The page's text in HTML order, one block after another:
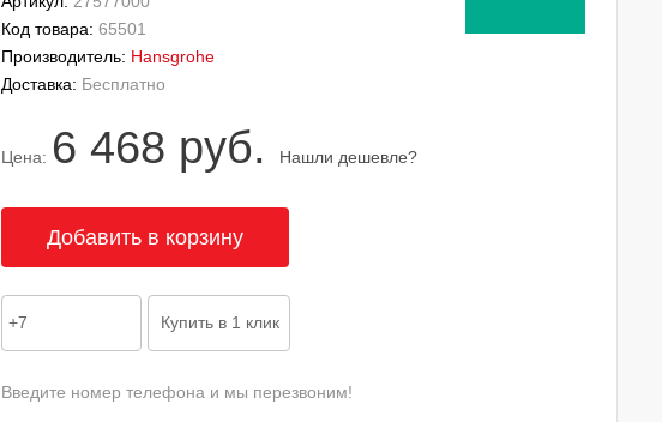
Код товара: 65501
Производитель: Hansgrohe
Доставка: Бесплатно
Цена: 6 468 руб. Нашли дешевле?
Введите номер телефона и мы перезвоним!